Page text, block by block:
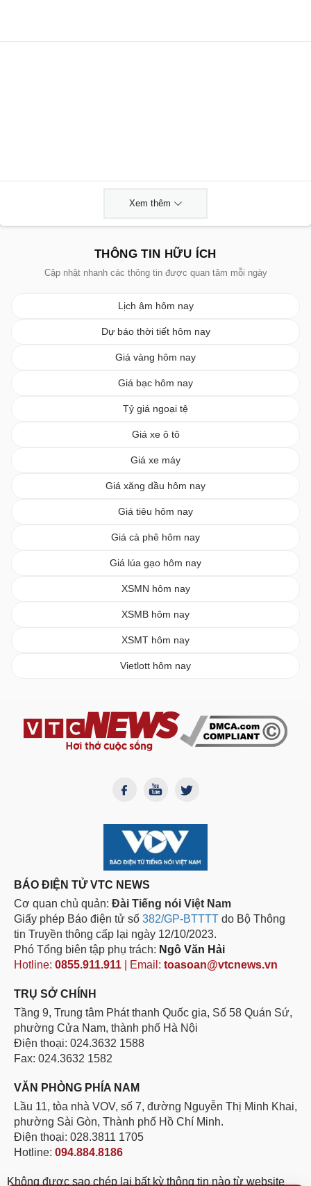
Xem thêm
THÔNG TIN HỮU ÍCH
Cập nhật nhanh các thông tin được quan tâm mỗi ngày
Lịch âm hôm nay
Dự báo thời tiết hôm nay
Giá vàng hôm nay
Giá bạc hôm nay
Tỷ giá ngoại tệ
Giá xe ô tô
Giá xe máy
Giá xăng dầu hôm nay
Giá tiêu hôm nay
Giá cà phê hôm nay
Giá lúa gạo hôm nay
XSMN hôm nay
XSMB hôm nay
XSMT hôm nay
Vietlott hôm nay
BÁO ĐIỆN TỬ VTC NEWS
Cơ quan chủ quản: Đài Tiếng nói Việt Nam
Giấy phép Báo điện tử số 382/GP-BTTTT do Bộ Thông
tin Truyền thông cấp lại ngày 12/10/2023.
Phó Tổng biên tập phụ trách: Ngô Văn Hải
Hotline: 0855.911.911 | Email: toasoan@vtcnews.vn
TRỤ SỞ CHÍNH
Tầng 9, Trung tâm Phát thanh Quốc gia, Số 58 Quán Sứ,
phường Cửa Nam, thành phố Hà Nội
Điện thoại: 024.3632 1588
Fax: 024.3632 1582
VĂN PHÒNG PHÍA NAM
Lầu 11, tòa nhà VOV, số 7, đường Nguyễn Thị Minh Khai,
phường Sài Gòn, Thành phố Hồ Chí Minh.
Điện thoại: 028.3811 1705
Hotline: 094.884.8186
Không được sao chép lại bất kỳ thông tin nào từ website